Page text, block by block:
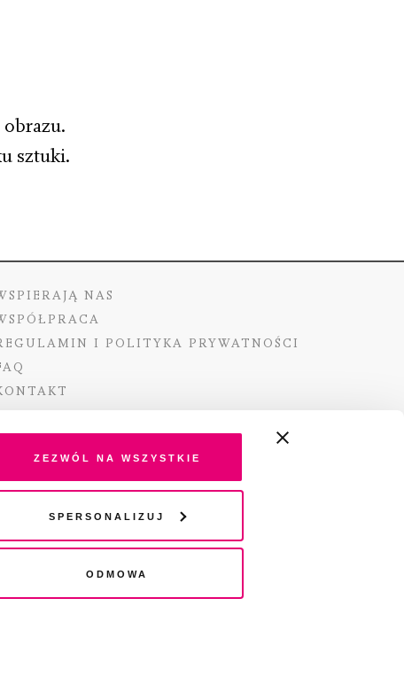
Zezwól na wszystkie
Spersonalizuj
Odmowa
sztuki.
NAS
I POLITYKA PRYWATNOŚCI
ze środków Ministra Kultury i Dziedzictwa
pochodzących z Funduszu Promocji Kultury –